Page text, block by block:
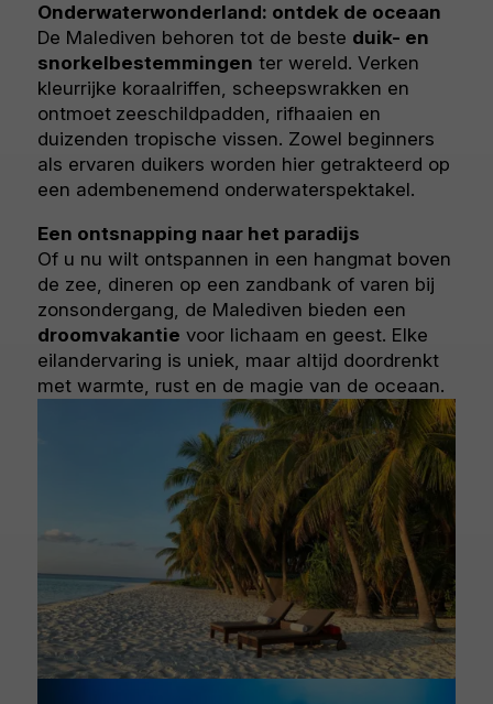
Onderwaterwonderland: ontdek de oceaan
De Malediven behoren tot de beste duik- en
snorkelbestemmingen ter wereld. Verken
kleurrijke koraalriffen, scheepswrakken en
ontmoet zeeschildpadden, rifhaaien en
duizenden tropische vissen. Zowel beginners
als ervaren duikers worden hier getrakteerd op
een adembenemend onderwaterspektakel.
Een ontsnapping naar het paradijs
Of u nu wilt ontspannen in een hangmat boven
de zee, dineren op een zandbank of varen bij
zonsondergang, de Malediven bieden een
droomvakantie voor lichaam en geest. Elke
eilandervaring is uniek, maar altijd doordrenkt
met warmte, rust en de magie van de oceaan.